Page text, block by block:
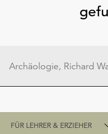
Schnellzugriff
FÜR LEHRER & ERZIEHER